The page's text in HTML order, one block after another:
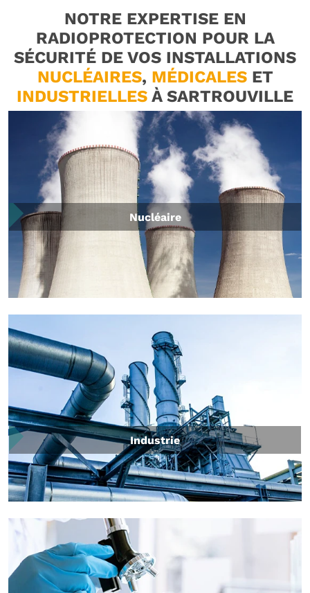
NOTRE EXPERTISE EN
RADIOPROTECTION POUR LA
SÉCURITÉ DE VOS INSTALLATIONS
NUCLÉAIRES, MÉDICALESET
INDUSTRIELLESÀ SARTROUVILLE
Nucléaire
Industrie